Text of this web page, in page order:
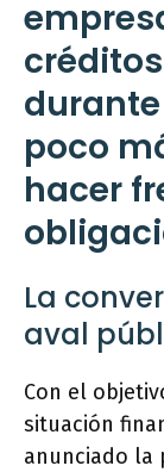
poco
hacer
La
aval
Con el
situación
anunciado la